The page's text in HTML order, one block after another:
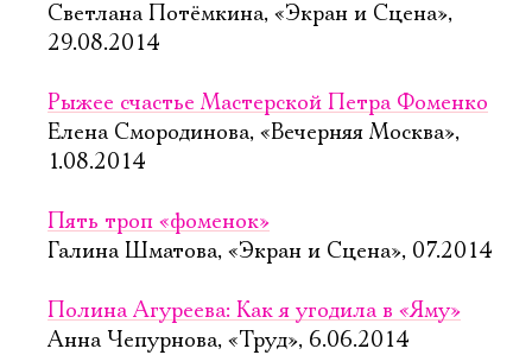
Светлана Потёмкина, «Экран и Сцена»,
29.08.2014
Рыжее счастье Мастерской Петра Фоменко
Елена Смородинова, «Вечерняя Москва»,
1.08.2014
Пять троп «фоменок»
Галина Шматова, «Экран и Сцена», 07.2014
Полина Агуреева: Как я угодила в «Яму»
Анна Чепурнова, «Труд», 6.06.2014